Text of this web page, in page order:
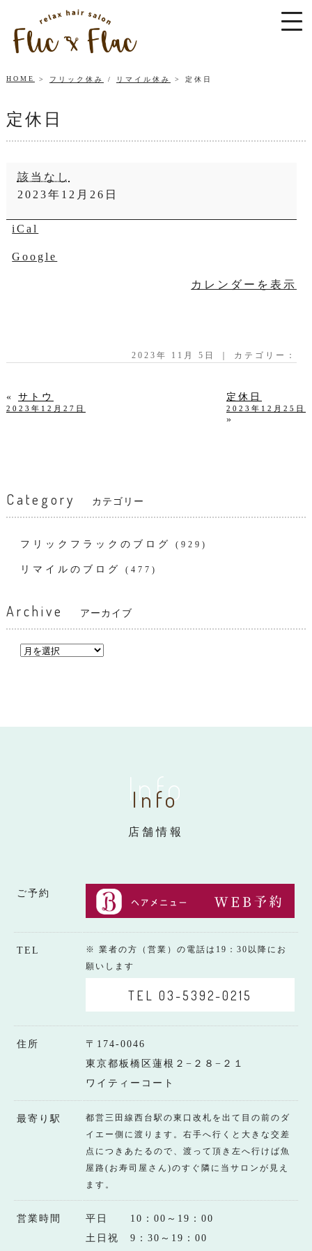
HOME フリック休み / リマイル休み 定休日
定休日
該当なし
2023年12月26日
iCal
Google
カレンダーを表示
2023年 11月 5日 ｜ カテゴリー：
« サトウ
2023年12月27日
定休日
2023年12月25日
»
Category カテゴリー
フリックフラックのブログ (929)
リマイルのブログ (477)
Archive アーカイブ
Info
Info
店舗情報
ご予約
TEL
※ 業者の方（営業）の電話は19：30以降にお
願いします
TEL 03-5392-0215
住所
〒174-0046
東京都板橋区蓮根２−２８−２１
ワイティーコート
最寄り駅
都営三田線西台駅の東口改札を出て目の前のダ
イエー側に渡ります。右手へ行くと大きな交差
点につきあたるので、渡って頂き左へ行けば魚
屋路(お寿司屋さん)のすぐ隣に当サロンが見え
ます。
営業時間
平日 10：00～19：00
土日祝 9：30～19：00